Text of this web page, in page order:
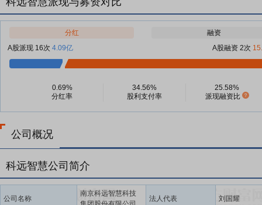
分红
融资
A股派现 16次 4.09亿 A股融资 2次
0.69%
分红率
34.56%
股利支付率
25.58%
派现融资比
公司概况
科远智慧公司简介
公司名称
南京科远智慧科技
法人代表 刘国耀